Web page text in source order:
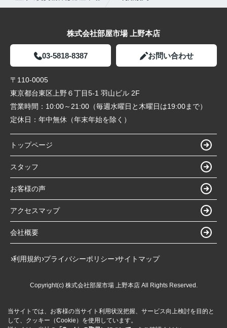
株式会社部屋市場 上野本店
03-5818-8387 お問い合わせ
〒110-0005
東京都台東区上野６丁目5-1 羽山ビル 2F
営業時間： 10:00～21:00（毎週水曜日と木曜日は19:00まで）
定休日： 年中無休（年末年始を除く）
トップページ
スタッフ
お客様の声
アクセスマップ
会社概要
利用規約 プライバシーポリシー サイトマップ
Copyright(c) 株式会社部屋市場 上野本店 All Rights Reserved.
当サイトでは、お客様の当サイト利用状況把握、サービス向上検討を目的と
して、クッキー（Cookie）を使用しています。